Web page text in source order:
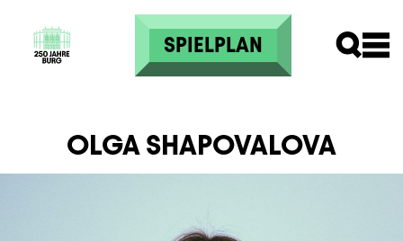
Direkt zum Inhalt
SPIELPLAN
OLGA SHAPOVALOVA